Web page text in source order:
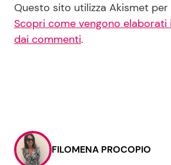
Questo sito utilizza Akismet
Scopri come vengono
dai commenti.
FILOMENA PROCOPIO